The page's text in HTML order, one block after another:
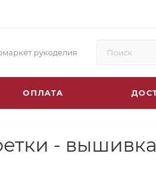
рукоделия
ОПЛАТА
-